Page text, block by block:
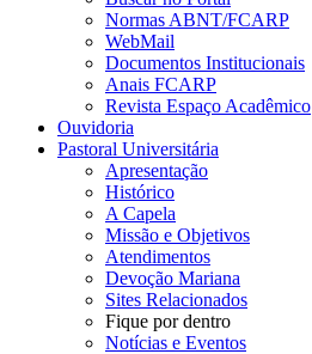
Normas ABNT/FCARP
WebMail
Documentos Institucionais
Anais FCARP
Revista Espaço Acadêmico
Ouvidoria
Pastoral Universitária
Apresentação
Histórico
A Capela
Missão e Objetivos
Atendimentos
Devoção Mariana
Sites Relacionados
Fique por dentro
Notícias e Eventos